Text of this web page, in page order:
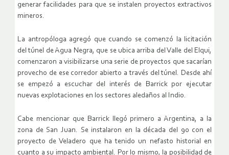
generar facilidades para que se instalen proyectos extractivos
mineros.
La antropóloga agregó que cuando se comenzó la licitación
del túnel de Agua Negra, que se ubica arriba del Valle del Elqui,
comenzaron a visibilizarse una serie de proyectos que sacarían
provecho de ese corredor abierto a través del túnel. Desde ahí
se empezó a escuchar del interés de Barrick por ejecutar
nuevas explotaciones en los sectores aledaños al Indio.
Cabe mencionar que Barrick llegó primero a Argentina, a la
zona de San Juan. Se instalaron en la década del 90 con el
proyecto de Veladero que ha tenido un nefasto historial en
cuanto a su impacto ambiental. Por lo mismo, la posibilidad de